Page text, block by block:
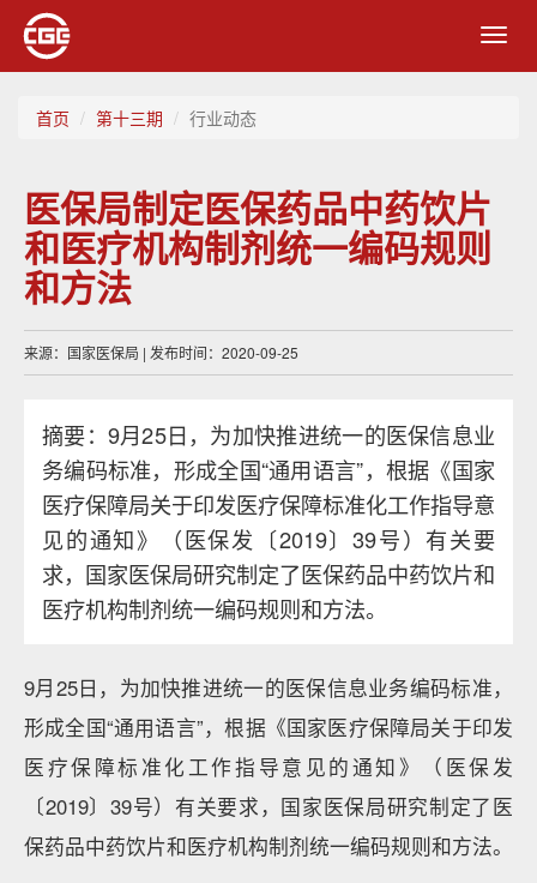
首页 第十三期 行业动态
医保局制定医保药品中药饮片
和医疗机构制剂统一编码规则
和方法
来源：国家医保局 | 发布时间：2020-09-25
摘要：9月25日，为加快推进统一的医保信息业
务编码标准，形成全国“通用语言”，根据《国家
医疗保障局关于印发医疗保障标准化工作指导意
见的通知》（医保发〔2019〕39号）有关要
求，国家医保局研究制定了医保药品中药饮片和
医疗机构制剂统一编码规则和方法。
9月25日，为加快推进统一的医保信息业务编码标准，
形成全国“通用语言”，根据《国家医疗保障局关于印发
医疗保障标准化工作指导意见的通知》（医保发
〔2019〕39号）有关要求，国家医保局研究制定了医
保药品中药饮片和医疗机构制剂统一编码规则和方法。